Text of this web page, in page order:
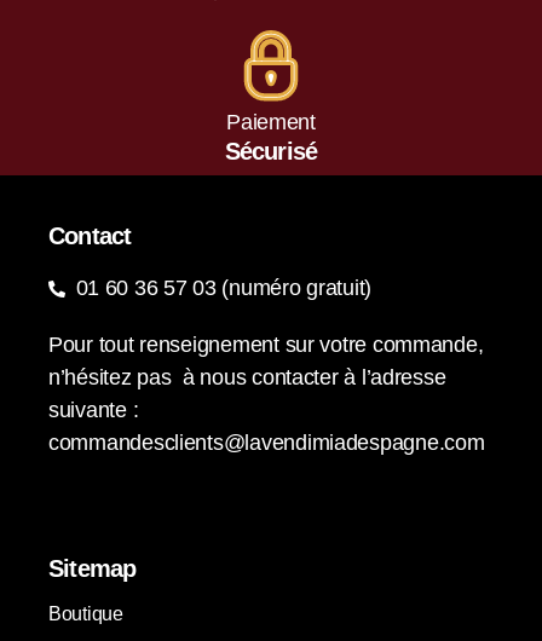
Paiement
Sécurisé
Contact
01 60 36 57 03 (numéro gratuit)
Pour tout renseignement sur votre commande,
n’hésitez pas à nous contacter à l’adresse
suivante :
commandesclients@lavendimiadespagne.com
Sitemap
Boutique